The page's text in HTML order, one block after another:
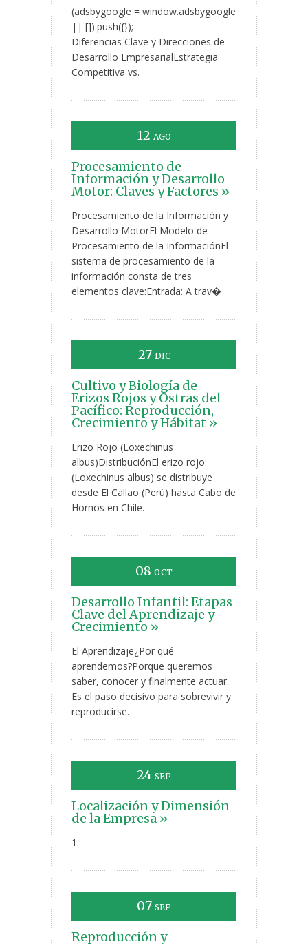
(adsbygoogle = window.adsbygoogle
|| []).push({});
Diferencias Clave y Direcciones de
Desarrollo EmpresarialEstrategia
Competitiva vs.
12 AGO
Procesamiento de
Información y Desarrollo
Motor: Claves y Factores »
Procesamiento de la Información y
Desarrollo MotorEl Modelo de
Procesamiento de la InformaciónEl
sistema de procesamiento de la
información consta de tres
elementos clave:Entrada: A trav�
27 DIC
Cultivo y Biología de
Erizos Rojos y Ostras del
Pacífico: Reproducción,
Crecimiento y Hábitat »
Erizo Rojo (Loxechinus
albus)DistribuciónEl erizo rojo
(Loxechinus albus) se distribuye
desde El Callao (Perú) hasta Cabo de
Hornos en Chile.
08 OCT
Desarrollo Infantil: Etapas
Clave del Aprendizaje y
Crecimiento »
El Aprendizaje¿Por qué
aprendemos?Porque queremos
saber, conocer y finalmente actuar.
Es el paso decisivo para sobrevivir y
reproducirse.
24 SEP
Localización y Dimensión
de la Empresa »
1.
07 SEP
Reproducción y